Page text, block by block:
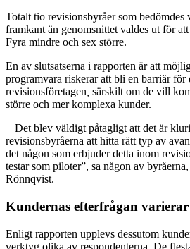
Totalt tio revisionsbyråer som bedömdes
framkant än genomsnittet valdes ut för
Fyra mindre och sex större.
En av slutsatserna i rapporten är att
programvara riskerar att bli en barriär för
revisionsföretagen särskilt om de vill
större och mer komplexa kunder.
− Det blev väldigt påtagligt att det är
revisionsbyråerna att hitta rätt typ av
det någon som erbjuder detta inom
testar som piloter”, sa någon av
Rönnqvist.
Kundernas efterfrågan varierar
Enligt rapporten upplevs dessutom
verktyg olika av respondenterna. De